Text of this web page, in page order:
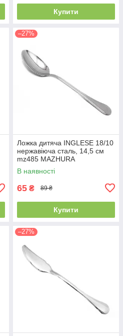
Купити
–27%
Ложка дитяча INGLESE 18/10
нержавіюча сталь, 14,5 см
mz485 MAZHURA
В наявності
65 ₴ 89 ₴
Купити
–27%